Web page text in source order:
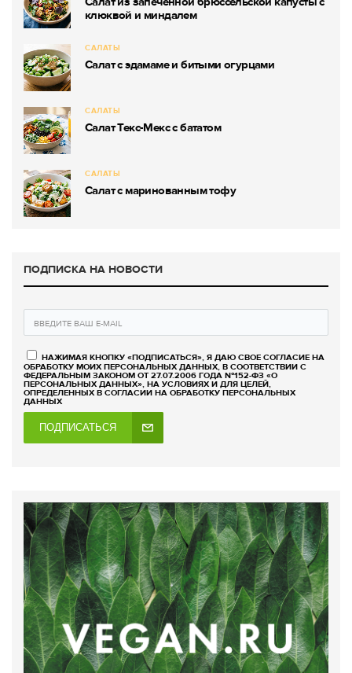
клюквой и миндалем
САЛАТЫ
Салат с эдамаме и битыми огурцами
САЛАТЫ
Салат Текс-Мекс с бататом
САЛАТЫ
Салат с маринованным тофу
ПОДПИСКА НА НОВОСТИ
НАЖИМАЯ КНОПКУ «ПОДПИСАТЬСЯ», Я ДАЮ СВОЕ СОГЛАСИЕ НА
ОБРАБОТКУ МОИХ ПЕРСОНАЛЬНЫХ ДАННЫХ, В СООТВЕТСТВИИ С
ФЕДЕРАЛЬНЫМ ЗАКОНОМ ОТ 27.07.2006 ГОДА №152-ФЗ «О
ПЕРСОНАЛЬНЫХ ДАННЫХ», НА УСЛОВИЯХ И ДЛЯ ЦЕЛЕЙ,
ОПРЕДЕЛЕННЫХ В СОГЛАСИИ НА ОБРАБОТКУ ПЕРСОНАЛЬНЫХ
ДАННЫХ
ПОДПИСАТЬСЯ